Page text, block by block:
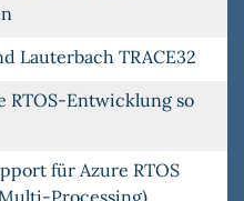
Lauterbach TRACE32
RTOS-Entwicklung so
für Azure RTOS
Processing)